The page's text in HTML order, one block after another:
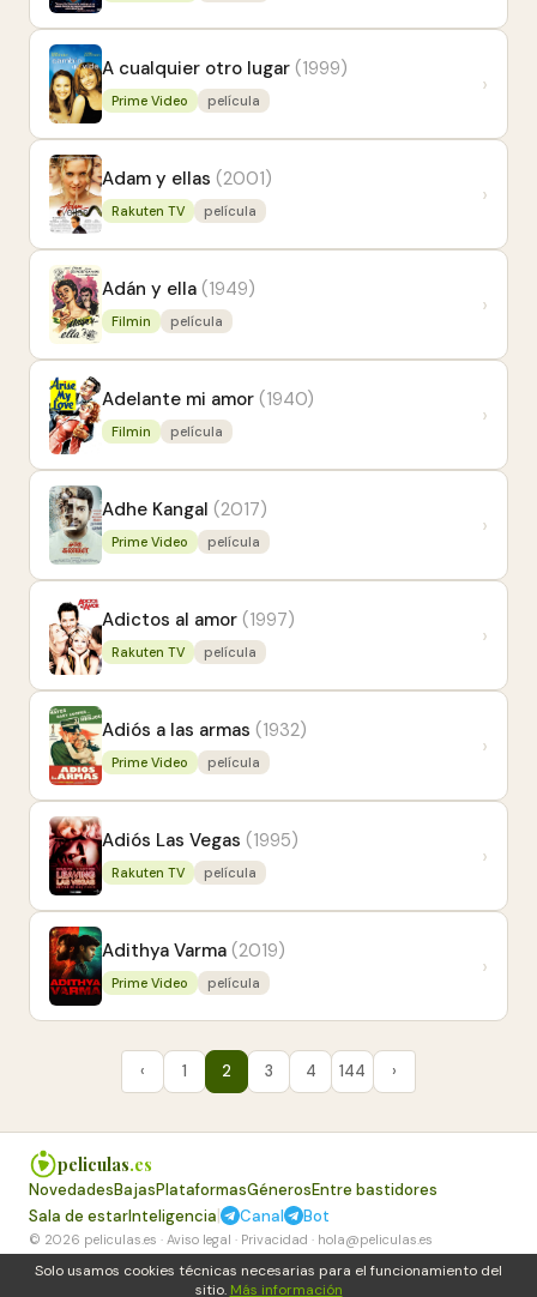
Solo usamos cookies técnicas necesarias para el funcionamiento del
sitio. Más información
A cualquier otro lugar (1999)
Prime Video película
›
Adam y ellas (2001)
Rakuten TV película
›
Adán y ella (1949)
Filmin película
›
Adelante mi amor (1940)
Filmin película
›
Adhe Kangal (2017)
Prime Video película
›
Adictos al amor (1997)
Rakuten TV película
›
Adiós a las armas (1932)
Prime Video película
›
Adiós Las Vegas (1995)
Rakuten TV película
›
Adithya Varma (2019)
Prime Video película
›
‹ 1 2 3 4 144 ›
peliculas.es
NovedadesBajasPlataformasGénerosEntre bastidores
Sala de estarInteligencia| Canal Bot
© 2026 peliculas.es · Aviso legal · Privacidad · hola@peliculas.es